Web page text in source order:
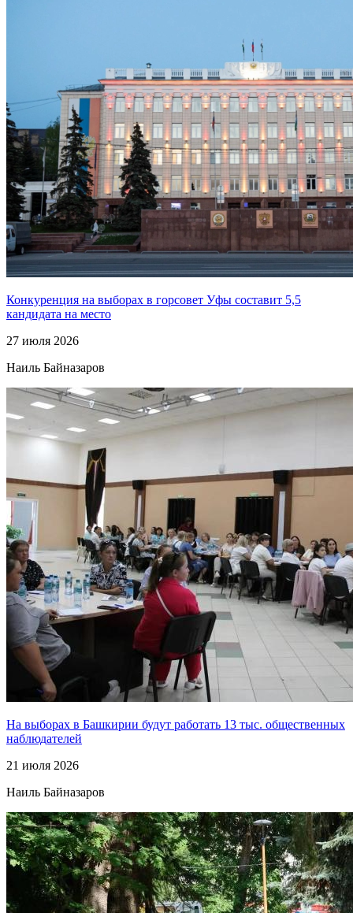
Конкуренция на выборах в горсовет Уфы составит 5,5
кандидата на место
27 июля 2026
Наиль Байназаров
На выборах в Башкирии будут работать 13 тыс. общественных
наблюдателей
21 июля 2026
Наиль Байназаров